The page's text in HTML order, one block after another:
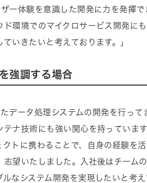
ー体験を意識した開発に力を発揮
環境でのマイクロサービス開発に
いきたいと考えております。」
強調する場合
データ処理システムの開発を行って
ナ技術にも強い関心を持っていま
トに携わることで、自身の経験を
望いたしました。入社後はチーム
なシステム開発を実現したいと考え